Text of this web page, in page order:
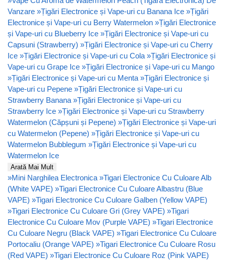
Vanzare »Țigări Electronice și Vape-uri cu Banana Ice »Țigări
Electronice și Vape-uri cu Berry Watermelon »Țigări Electronice
și Vape-uri cu Blueberry Ice »Țigări Electronice și Vape-uri cu
Capsuni (Strawberry) »Țigări Electronice și Vape-uri cu Cherry
Ice »Țigări Electronice și Vape-uri cu Cola »Țigări Electronice și
Vape-uri cu Grape Ice »Țigări Electronice și Vape-uri cu Mango
»Țigări Electronice și Vape-uri cu Menta »Țigări Electronice și
Vape-uri cu Pepene »Țigări Electronice și Vape-uri cu
Strawberry Banana »Țigări Electronice și Vape-uri cu
Strawberry Ice »Țigări Electronice și Vape-uri cu Strawberry
Watermelon (Căpșuni și Pepene) »Țigări Electronice și Vape-uri
cu Watermelon (Pepene) »Țigări Electronice și Vape-uri cu
Watermelon Bubblegum »Țigări Electronice și Vape-uri cu
Watermelon Ice
Arată Mai Mult
»Mini Narghilea Electronica »Tigari Electronice Cu Culoare Alb
(White VAPE) »Tigari Electronice Cu Culoare Albastru (Blue
VAPE) »Tigari Electronice Cu Culoare Galben (Yellow VAPE)
»Tigari Electronice Cu Culoare Gri (Grey VAPE) »Tigari
Electronice Cu Culoare Mov (Purple VAPE) »Tigari Electronice
Cu Culoare Negru (Black VAPE) »Tigari Electronice Cu Culoare
Portocaliu (Orange VAPE) »Tigari Electronice Cu Culoare Rosu
(Red VAPE) »Tigari Electronice Cu Culoare Roz (Pink VAPE)